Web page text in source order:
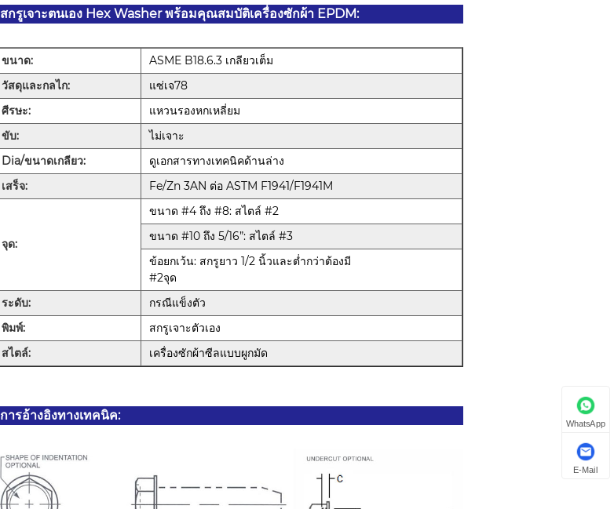
สกรูเจาะตนเอง Hex Washer พร้อมคุณสมบัติเครื่องซักผ้า EPDM:
ขนาด:
ASME B18.6.3 เกลียวเต็ม
วัสดุและกลไก:
แซ่เจ78
ศีรษะ:
แหวนรองหกเหลี่ยม
ขับ:
ไม่เจาะ
Dia/ขนาดเกลียว:
ดูเอกสารทางเทคนิคด้านล่าง
เสร็จ:
Fe/Zn 3AN ต่อ ASTM F1941/F1941M
จุด:
ขนาด #4 ถึง #8: สไตล์ #2
ขนาด #10 ถึง 5/16”: สไตล์ #3
ข้อยกเว้น: สกรูยาว 1/2 นิ้วและต่ำกว่าต้องมี
#2จุด
ระดับ:
กรณีแข็งตัว
พิมพ์:
สกรูเจาะตัวเอง
สไตล์:
เครื่องซักผ้าซีลแบบผูกมัด
การอ้างอิงทางเทคนิค:
WhatsApp
E-Mail